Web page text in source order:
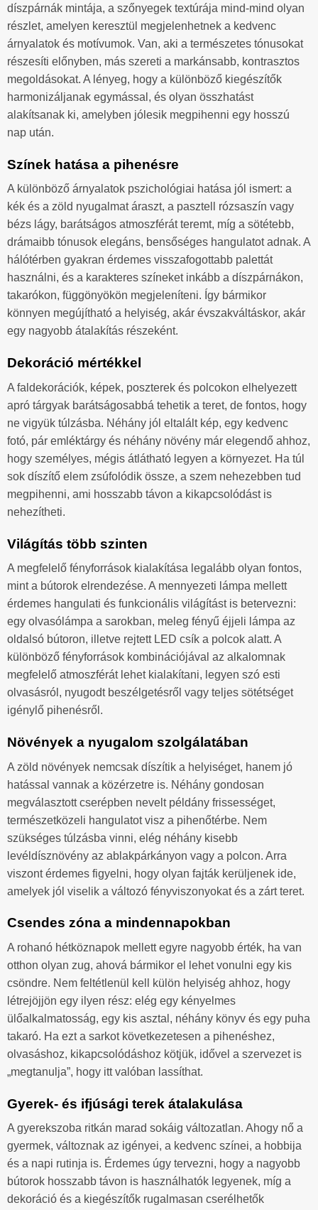
díszpárnák mintája, a szőnyegek textúrája mind-mind olyan
részlet, amelyen keresztül megjelenhetnek a kedvenc
árnyalatok és motívumok. Van, aki a természetes tónusokat
részesíti előnyben, más szereti a markánsabb, kontrasztos
megoldásokat. A lényeg, hogy a különböző kiegészítők
harmonizáljanak egymással, és olyan összhatást
alakítsanak ki, amelyben jólesik megpihenni egy hosszú
nap után.
Színek hatása a pihenésre
A különböző árnyalatok pszichológiai hatása jól ismert: a
kék és a zöld nyugalmat áraszt, a pasztell rózsaszín vagy
bézs lágy, barátságos atmoszférát teremt, míg a sötétebb,
drámaibb tónusok elegáns, bensőséges hangulatot adnak. A
hálótérben gyakran érdemes visszafogottabb palettát
használni, és a karakteres színeket inkább a díszpárnákon,
takarókon, függönyökön megjeleníteni. Így bármikor
könnyen megújítható a helyiség, akár évszakváltáskor, akár
egy nagyobb átalakítás részeként.
Dekoráció mértékkel
A faldekorációk, képek, poszterek és polcokon elhelyezett
apró tárgyak barátságosabbá tehetik a teret, de fontos, hogy
ne vigyük túlzásba. Néhány jól eltalált kép, egy kedvenc
fotó, pár emléktárgy és néhány növény már elegendő ahhoz,
hogy személyes, mégis átlátható legyen a környezet. Ha túl
sok díszítő elem zsúfolódik össze, a szem nehezebben tud
megpihenni, ami hosszabb távon a kikapcsolódást is
nehezítheti.
Világítás több szinten
A megfelelő fényforrások kialakítása legalább olyan fontos,
mint a bútorok elrendezése. A mennyezeti lámpa mellett
érdemes hangulati és funkcionális világítást is betervezni:
egy olvasólámpa a sarokban, meleg fényű éjjeli lámpa az
oldalsó bútoron, illetve rejtett LED csík a polcok alatt. A
különböző fényforrások kombinációjával az alkalomnak
megfelelő atmoszférát lehet kialakítani, legyen szó esti
olvasásról, nyugodt beszélgetésről vagy teljes sötétséget
igénylő pihenésről.
Növények a nyugalom szolgálatában
A zöld növények nemcsak díszítik a helyiséget, hanem jó
hatással vannak a közérzetre is. Néhány gondosan
megválasztott cserépben nevelt példány frissességet,
természetközeli hangulatot visz a pihenőtérbe. Nem
szükséges túlzásba vinni, elég néhány kisebb
levéldísznövény az ablakpárkányon vagy a polcon. Arra
viszont érdemes figyelni, hogy olyan fajták kerüljenek ide,
amelyek jól viselik a változó fényviszonyokat és a zárt teret.
Csendes zóna a mindennapokban
A rohanó hétköznapok mellett egyre nagyobb érték, ha van
otthon olyan zug, ahová bármikor el lehet vonulni egy kis
csöndre. Nem feltétlenül kell külön helyiség ahhoz, hogy
létrejöjjön egy ilyen rész: elég egy kényelmes
ülőalkalmatosság, egy kis asztal, néhány könyv és egy puha
takaró. Ha ezt a sarkot következetesen a pihenéshez,
olvasáshoz, kikapcsolódáshoz kötjük, idővel a szervezet is
„megtanulja”, hogy itt valóban lassíthat.
Gyerek- és ifjúsági terek átalakulása
A gyerekszoba ritkán marad sokáig változatlan. Ahogy nő a
gyermek, változnak az igényei, a kedvenc színei, a hobbija
és a napi rutinja is. Érdemes úgy tervezni, hogy a nagyobb
bútorok hosszabb távon is használhatók legyenek, míg a
dekoráció és a kiegészítők rugalmasan cserélhetők